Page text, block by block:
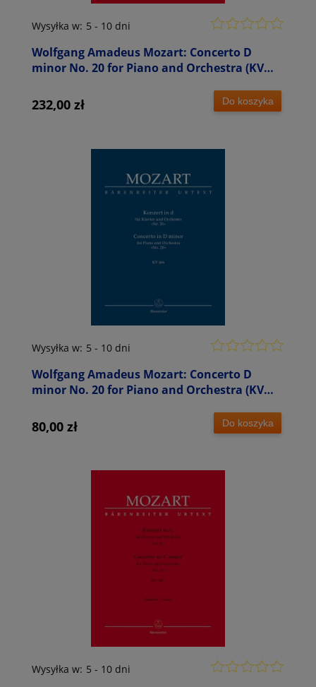
Wolfgang Amadeus Mozart: Concerto D
minor No. 20 for Piano and Orchestra (KV
partytura orkiestrowa
Wysyłka w: 5 - 10 dni
232,00 zł Do koszyka
Wolfgang Amadeus Mozart: Concerto D
minor No. 20 for Piano and Orchestra (KV
partytura studyjna
Wysyłka w: 5 - 10 dni
80,00 zł Do koszyka
Wysyłka w: 5 - 10 dni